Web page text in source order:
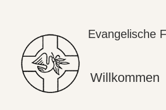
Evangelische
Willkommen